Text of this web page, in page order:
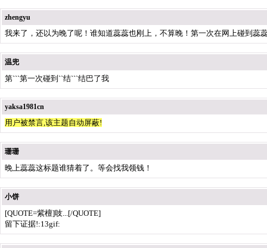
zhengyu
我来了，还以为晚了呢！谁知道蕊蕊也刚上，不算晚！第一次在网上碰到蕊
温兜
第```第一次碰到``结```结巴了我
yaksa1981cn
用户被禁言,该主题自动屏蔽!
珊珊
晚上蕊蕊这标题谁猜着了。等会找我领钱！
小饼
[QUOTE=紫檀]吱...[/QUOTE]
留下证据!:13gif: